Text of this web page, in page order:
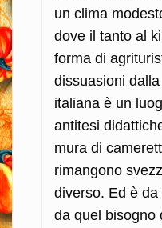
un clima
dove il tanto al
forma di
dissuasioni
italiana è un
antitesi
mura di
rimangono
diverso. Ed è
da quel bisogno